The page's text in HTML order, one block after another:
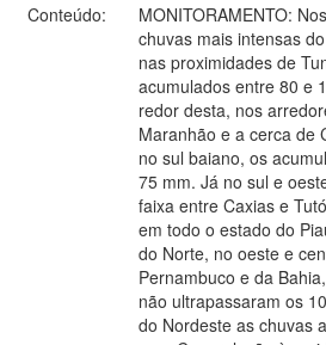
Conteúdo:
MONITORAMENTO:
chuvas mais intensas
nas proximidades de
acumulados entre 80 e
redor desta, nos
Maranhão e a cerca de
no sul baiano, os
75 mm. Já no sul e
faixa entre Caxias e
em todo o estado do
do Norte, no oeste e
Pernambuco e da
não ultrapassaram os
do Nordeste as chuvas